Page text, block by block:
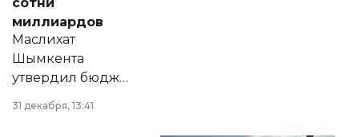
миллиардов
Маслихат
Шымкента
утвердил бюджет
города на 2026–
2028 годы.
31 декабря, 13:41